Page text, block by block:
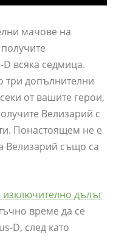
мачове на
всяка седмица.
три допълнителни
от вашите герои,
Велизарий с
Понастоящем не е
Велизарий също са
изключително дълъг
време да се
D, след като